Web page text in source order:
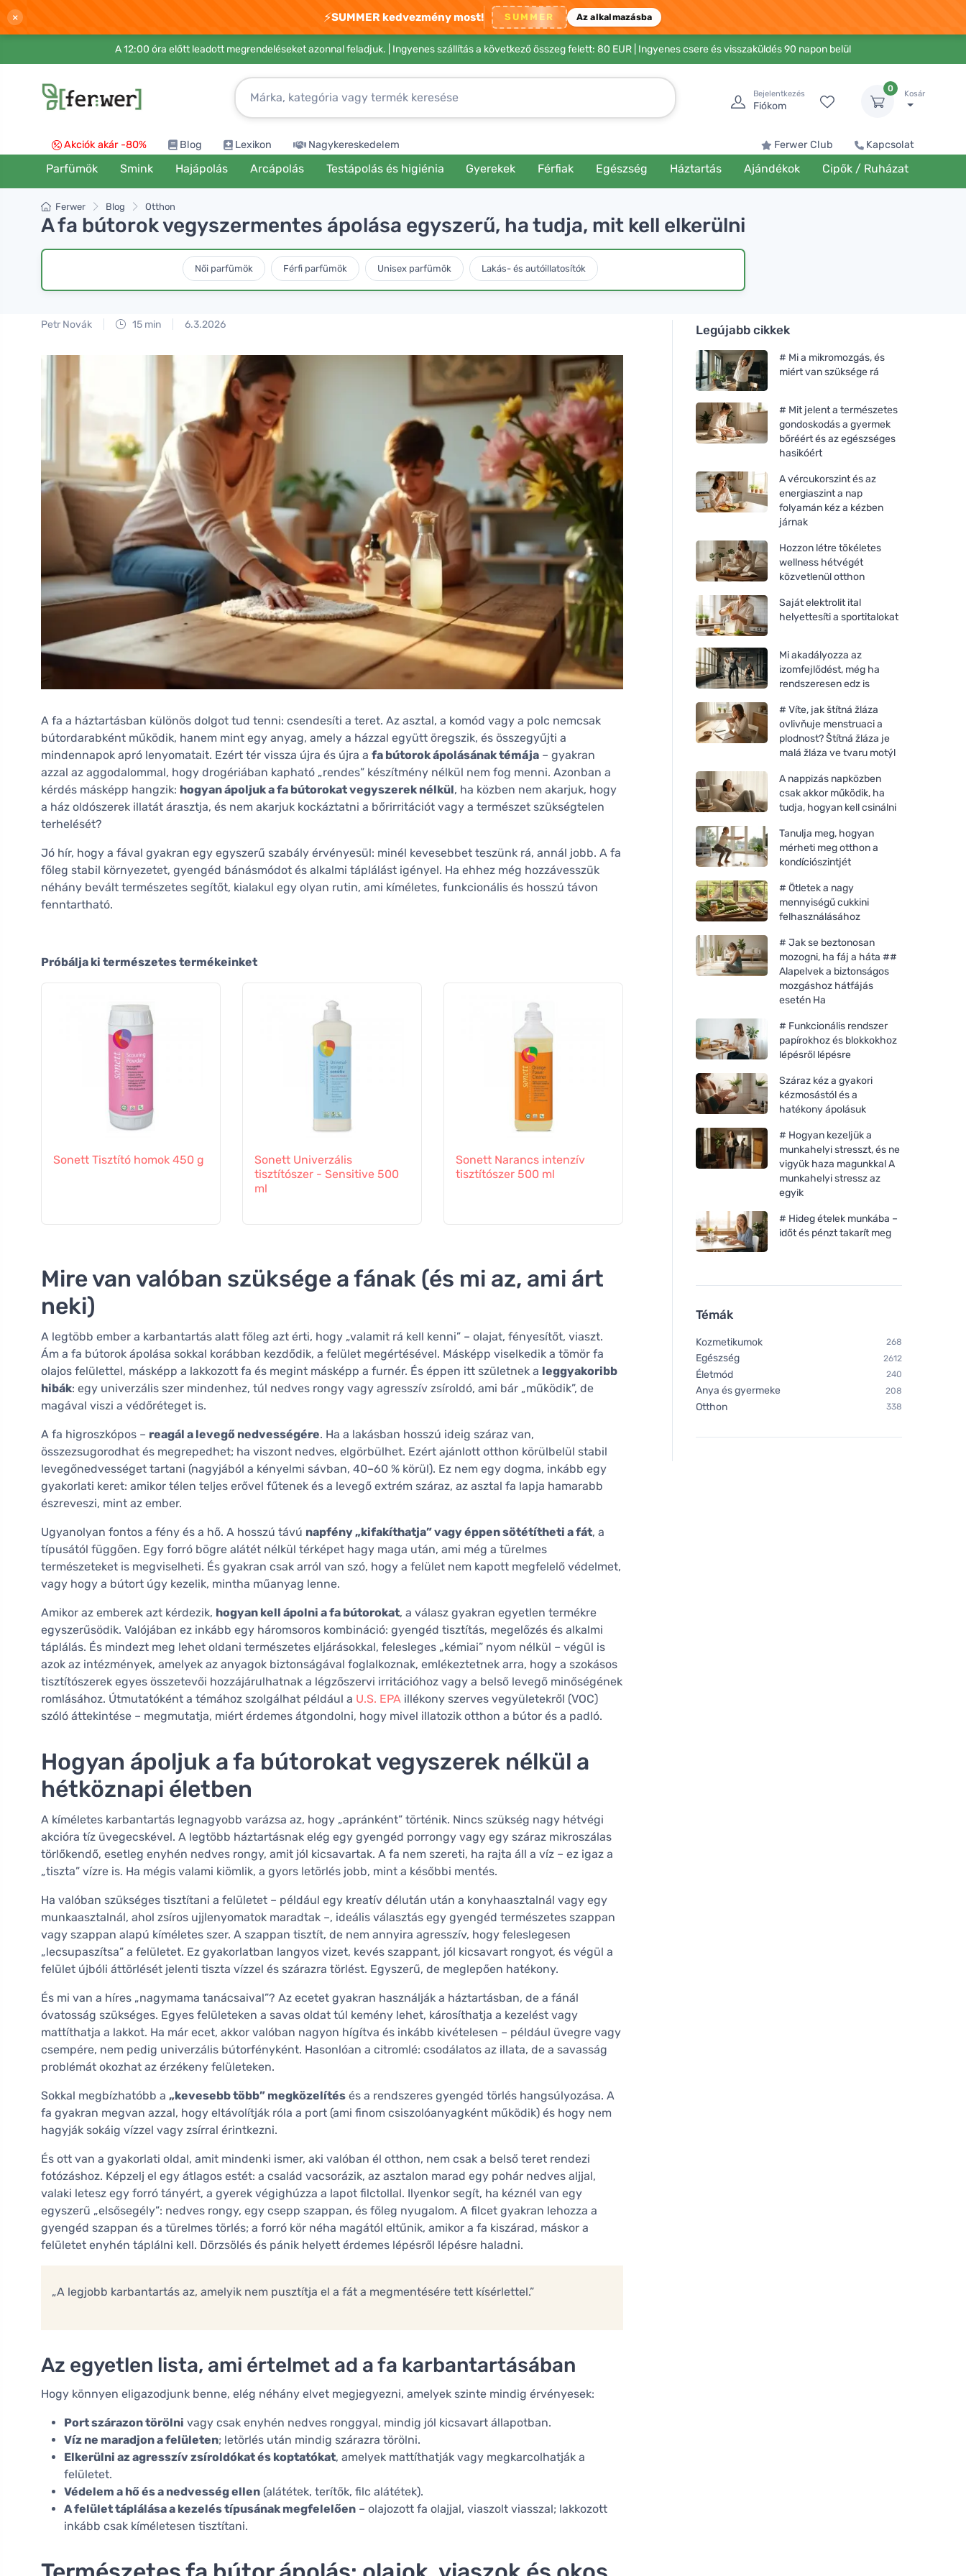
× ⚡SUMMER kedvezmény most! SUMMER Az alkalmazásba
A 12:00 óra előtt leadott megrendeléseket azonnal feladjuk. | Ingyenes szállítás a következő összeg felett: 80 EUR | Ingyenes csere és visszaküldés 90 napon belül
Bejelentkezés
Fiókom
0
Kosár
Akciók akár -80% Blog Lexikon Nagykereskedelem Ferwer Club Kapcsolat
Parfümök Smink Hajápolás Arcápolás Testápolás és higiénia Gyerekek Férfiak Egészség Háztartás Ajándékok Cipők / Ruházat
Ferwer Blog Otthon
A fa bútorok vegyszermentes ápolása egyszerű, ha tudja, mit kell elkerülni
Női parfümök Férfi parfümök Unisex parfümök Lakás- és autóillatosítók
Petr Novák 15 min 6.3.2026
A fa a háztartásban különös dolgot tud tenni: csendesíti a teret. Az asztal, a komód vagy a polc nemcsak
bútordarabként működik, hanem mint egy anyag, amely a házzal együtt öregszik, és összegyűjti a
mindennapok apró lenyomatait. Ezért tér vissza újra és újra a fa bútorok ápolásának témája – gyakran
azzal az aggodalommal, hogy drogériában kapható „rendes” készítmény nélkül nem fog menni. Azonban a
kérdés másképp hangzik: hogyan ápoljuk a fa bútorokat vegyszerek nélkül, ha közben nem akarjuk, hogy
a ház oldószerek illatát árasztja, és nem akarjuk kockáztatni a bőrirritációt vagy a természet szükségtelen
terhelését?
Jó hír, hogy a fával gyakran egy egyszerű szabály érvényesül: minél kevesebbet teszünk rá, annál jobb. A fa
főleg stabil környezetet, gyengéd bánásmódot és alkalmi táplálást igényel. Ha ehhez még hozzávesszük
néhány bevált természetes segítőt, kialakul egy olyan rutin, ami kíméletes, funkcionális és hosszú távon
fenntartható.
Próbálja ki természetes termékeinket
Sonett Tisztító homok 450 g
Sonett Univerzális
tisztítószer - Sensitive 500
ml
Sonett Narancs intenzív
tisztítószer 500 ml
Sonett Tisztítófolyadék
Tierra Verde
(500 g) -
Mire van valóban szüksége a fának (és mi az, ami árt
neki)
A legtöbb ember a karbantartás alatt főleg azt érti, hogy „valamit rá kell kenni” – olajat, fényesítőt, viaszt.
Ám a fa bútorok ápolása sokkal korábban kezdődik, a felület megértésével. Másképp viselkedik a tömör fa
olajos felülettel, másképp a lakkozott fa és megint másképp a furnér. És éppen itt születnek a leggyakoribb
hibák: egy univerzális szer mindenhez, túl nedves rongy vagy agresszív zsíroldó, ami bár „működik”, de
magával viszi a védőréteget is.
A fa higroszkópos – reagál a levegő nedvességére. Ha a lakásban hosszú ideig száraz van,
összezsugorodhat és megrepedhet; ha viszont nedves, elgörbülhet. Ezért ajánlott otthon körülbelül stabil
levegőnedvességet tartani (nagyjából a kényelmi sávban, 40–60 % körül). Ez nem egy dogma, inkább egy
gyakorlati keret: amikor télen teljes erővel fűtenek és a levegő extrém száraz, az asztal fa lapja hamarabb
észreveszi, mint az ember.
Ugyanolyan fontos a fény és a hő. A hosszú távú napfény „kifakíthatja” vagy éppen sötétítheti a fát, a
típusától függően. Egy forró bögre alátét nélkül térképet hagy maga után, ami még a türelmes
természeteket is megviselheti. És gyakran csak arról van szó, hogy a felület nem kapott megfelelő védelmet,
vagy hogy a bútort úgy kezelik, mintha műanyag lenne.
Amikor az emberek azt kérdezik, hogyan kell ápolni a fa bútorokat, a válasz gyakran egyetlen termékre
egyszerűsödik. Valójában ez inkább egy háromsoros kombináció: gyengéd tisztítás, megelőzés és alkalmi
táplálás. És mindezt meg lehet oldani természetes eljárásokkal, felesleges „kémiai” nyom nélkül – végül is
azok az intézmények, amelyek az anyagok biztonságával foglalkoznak, emlékeztetnek arra, hogy a szokásos
tisztítószerek egyes összetevői hozzájárulhatnak a légzőszervi irritációhoz vagy a belső levegő minőségének
romlásához. Útmutatóként a témához szolgálhat például a U.S. EPA illékony szerves vegyületekről (VOC)
szóló áttekintése – megmutatja, miért érdemes átgondolni, hogy mivel illatozik otthon a bútor és a padló.
Hogyan ápoljuk a fa bútorokat vegyszerek nélkül a
hétköznapi életben
A kíméletes karbantartás legnagyobb varázsa az, hogy „apránként” történik. Nincs szükség nagy hétvégi
akcióra tíz üvegecskével. A legtöbb háztartásnak elég egy gyengéd porrongy vagy egy száraz mikroszálas
törlőkendő, esetleg enyhén nedves rongy, amit jól kicsavartak. A fa nem szereti, ha rajta áll a víz – ez igaz a
„tiszta” vízre is. Ha mégis valami kiömlik, a gyors letörlés jobb, mint a későbbi mentés.
Ha valóban szükséges tisztítani a felületet – például egy kreatív délután után a konyhaasztalnál vagy egy
munkaasztalnál, ahol zsíros ujjlenyomatok maradtak –, ideális választás egy gyengéd természetes szappan
vagy szappan alapú kíméletes szer. A szappan tisztít, de nem annyira agresszív, hogy feleslegesen
„lecsupaszítsa” a felületet. Ez gyakorlatban langyos vizet, kevés szappant, jól kicsavart rongyot, és végül a
felület újbóli áttörlését jelenti tiszta vízzel és szárazra törlést. Egyszerű, de meglepően hatékony.
És mi van a híres „nagymama tanácsaival”? Az ecetet gyakran használják a háztartásban, de a fánál
óvatosság szükséges. Egyes felületeken a savas oldat túl kemény lehet, károsíthatja a kezelést vagy
mattíthatja a lakkot. Ha már ecet, akkor valóban nagyon hígítva és inkább kivételesen – például üvegre vagy
csempére, nem pedig univerzális bútorfényként. Hasonlóan a citromlé: csodálatos az illata, de a savasság
problémát okozhat az érzékeny felületeken.
Sokkal megbízhatóbb a „kevesebb több” megközelítés és a rendszeres gyengéd törlés hangsúlyozása. A
fa gyakran megvan azzal, hogy eltávolítják róla a port (ami finom csiszolóanyagként működik) és hogy nem
hagyják sokáig vízzel vagy zsírral érintkezni.
És ott van a gyakorlati oldal, amit mindenki ismer, aki valóban él otthon, nem csak a belső teret rendezi
fotózáshoz. Képzelj el egy átlagos estét: a család vacsorázik, az asztalon marad egy pohár nedves aljjal,
valaki letesz egy forró tányért, a gyerek végighúzza a lapot filctollal. Ilyenkor segít, ha kéznél van egy
egyszerű „elsősegély”: nedves rongy, egy csepp szappan, és főleg nyugalom. A filcet gyakran lehozza a
gyengéd szappan és a türelmes törlés; a forró kör néha magától eltűnik, amikor a fa kiszárad, máskor a
felületet enyhén táplálni kell. Dörzsölés és pánik helyett érdemes lépésről lépésre haladni.
„A legjobb karbantartás az, amelyik nem pusztítja el a fát a megmentésére tett kísérlettel.”
Az egyetlen lista, ami értelmet ad a fa karbantartásában
Hogy könnyen eligazodjunk benne, elég néhány elvet megjegyezni, amelyek szinte mindig érvényesek:
Port szárazon törölni vagy csak enyhén nedves ronggyal, mindig jól kicsavart állapotban.
Víz ne maradjon a felületen; letörlés után mindig szárazra törölni.
Elkerülni az agresszív zsíroldókat és koptatókat, amelyek mattíthatják vagy megkarcolhatják a
felületet.
Védelem a hő és a nedvesség ellen (alátétek, terítők, filc alátétek).
A felület táplálása a kezelés típusának megfelelően – olajozott fa olajjal, viaszolt viasszal; lakkozott
inkább csak kíméletesen tisztítani.
Legújabb cikkek
# Mi a mikromozgás, és
miért van szüksége rá
# Mit jelent a természetes
gondoskodás a gyermek
bőréért és az egészséges
hasikóért
A vércukorszint és az
energiaszint a nap
folyamán kéz a kézben
járnak
Hozzon létre tökéletes
wellness hétvégét
közvetlenül otthon
Saját elektrolit ital
helyettesíti a sportitalokat
Mi akadályozza az
izomfejlődést, még ha
rendszeresen edz is
# Víte, jak štítná žláza
ovlivňuje menstruaci a
plodnost? Štítná žláza je
malá žláza ve tvaru motýl
A nappizás napközben
csak akkor működik, ha
tudja, hogyan kell csinálni
Tanulja meg, hogyan
mérheti meg otthon a
kondíciószintjét
# Ötletek a nagy
mennyiségű cukkini
felhasználásához
# Jak se beztonosan
mozogni, ha fáj a háta ##
Alapelvek a biztonságos
mozgáshoz hátfájás
esetén Ha
# Funkcionális rendszer
papírokhoz és blokkokhoz
lépésről lépésre
Száraz kéz a gyakori
kézmosástól és a
hatékony ápolásuk
# Hogyan kezeljük a
munkahelyi stresszt, és ne
vigyük haza magunkkal A
munkahelyi stressz az
egyik
# Hideg ételek munkába –
időt és pénzt takarít meg
Témák
Kozmetikumok 268
Egészség 2612
Életmód 240
Anya és gyermeke 208
Otthon 338